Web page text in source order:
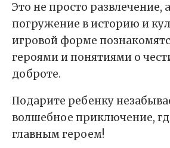
Это не просто развлечение,
погружение в историю и
игровой форме
героями и понятиями о
доброте.
Подарите ребенку
волшебное приключение,
главным героем!